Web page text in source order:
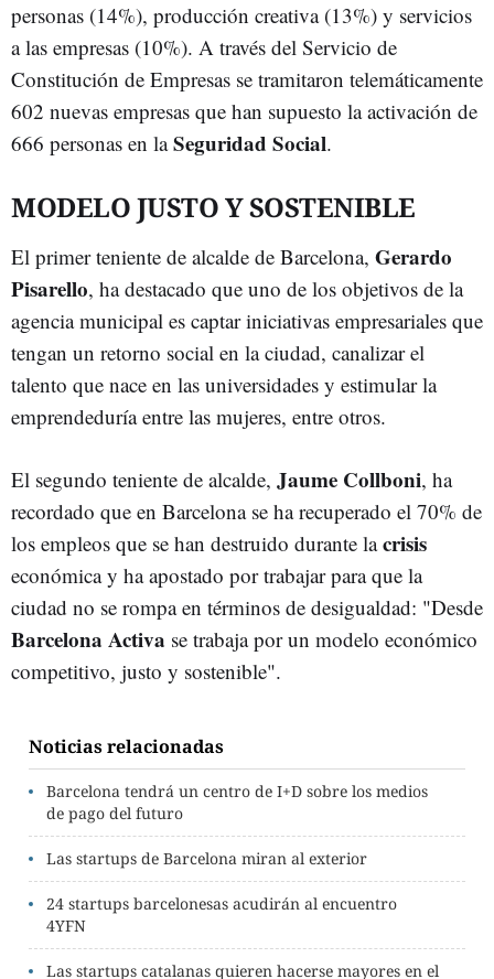
personas (14%), producción creativa (13%) y servicios
a las empresas (10%). A través del Servicio de
Constitución de Empresas se tramitaron telemáticamente
602 nuevas empresas que han supuesto la activación de
666 personas en laSeguridad Social.
MODELO JUSTO Y SOSTENIBLE
El primer teniente de alcalde de Barcelona, Gerardo
Pisarello, ha destacado que uno de los objetivos de la
agencia municipal es captar iniciativas empresariales que
tengan un retorno social en la ciudad, canalizar el
talento que nace en las universidades y estimular la
emprendeduría entre las mujeres, entre otros.
El segundo teniente de alcalde, Jaume Collboni, ha
recordado que en Barcelona se ha recuperado el 70% de
los empleos que se han destruido durante lacrisis
económica y ha apostado por trabajar para que la
ciudad no se rompa en términos de desigualdad: "Desde
Barcelona Activa se trabaja por un modelo económico
competitivo, justo y sostenible".
Noticias relacionadas
Barcelona tendrá un centro de I+D sobre los medios
de pago del futuro
Las startups de Barcelona miran al exterior
24 startups barcelonesas acudirán al encuentro
4YFN
Las startups catalanas quieren hacerse mayores en el